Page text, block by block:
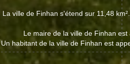
La ville de Finhan s'étend sur 11,48
Le maire de la ville de Finhan
Un habitant de la ville de Finhan est